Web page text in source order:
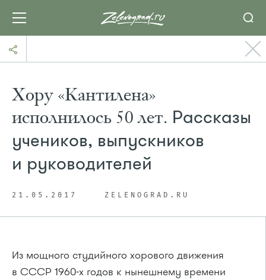
Хору «Кантилена»
исполнилось 50 лет. Рассказы
учеников, выпускников
и руководителей
21.05.2017 ZELENOGRAD.RU
Из мощного студийного хорового движения
в СССР 1960-х годов к нынешнему времени